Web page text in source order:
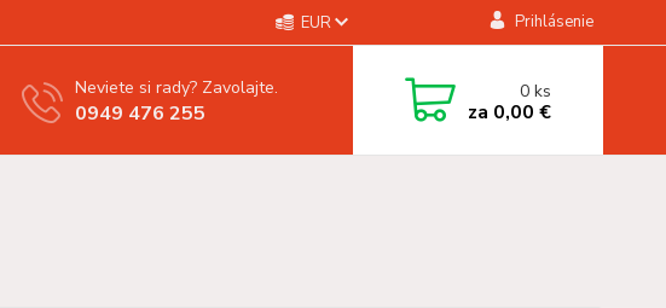
EUR Prihlásenie
Neviete si rady? Zavolajte.
0949 476 255
0ks
za 0,00 €